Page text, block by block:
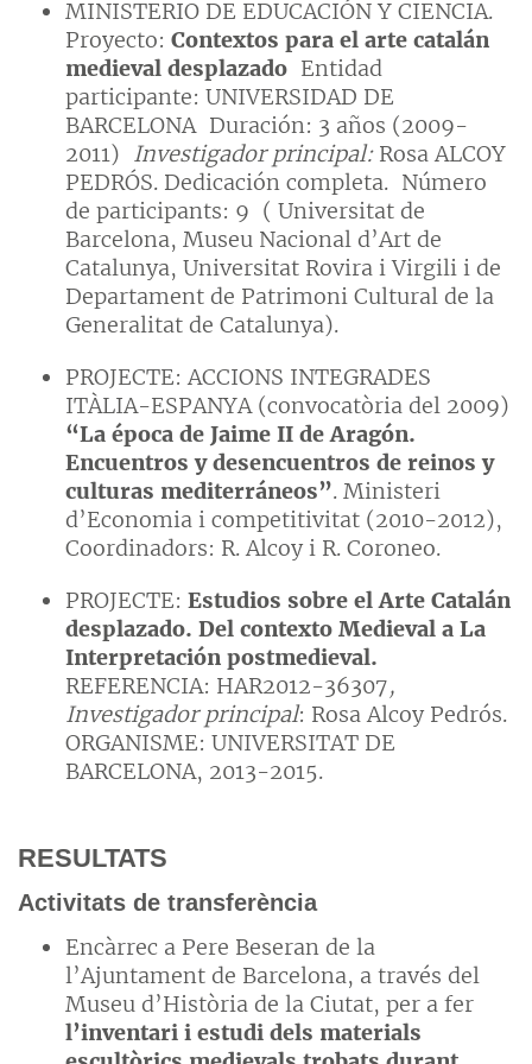
MINISTERIO DE EDUCACIÓN Y CIENCIA.
Proyecto: Contextos para el arte catalán
medieval desplazado Entidad
participante: UNIVERSIDAD DE
BARCELONA Duración: 3 años (2009-
2011)
Investigador principal: Rosa ALCOY
PEDRÓS. Dedicación completa. Número
de participants: 9 ( Universitat de
Barcelona, Museu Nacional d’Art de
Catalunya, Universitat Rovira i Virgili i de
Departament de Patrimoni Cultural de la
Generalitat de Catalunya).
PROJECTE: ACCIONS INTEGRADES
ITÀLIA-ESPANYA (convocatòria del 2009)
“La época de Jaime II de Aragón.
Encuentros y desencuentros de reinos y
culturas mediterráneos”. Ministeri
d’Economia i competitivitat (2010-2012),
Coordinadors: R. Alcoy i R. Coroneo.
PROJECTE: Estudios sobre el Arte Catalán
desplazado. Del contexto Medieval a La
Interpretación postmedieval.
REFERENCIA: HAR2012-36307,
Investigador principal: Rosa Alcoy Pedrós.
ORGANISME: UNIVERSITAT DE
BARCELONA, 2013-2015.
RESULTATS
Activitats de transferència
Encàrrec a Pere Beseran de la
l’Ajuntament de Barcelona, a través del
Museu d’Història de la Ciutat, per a fer
l’inventari i estudi dels materials